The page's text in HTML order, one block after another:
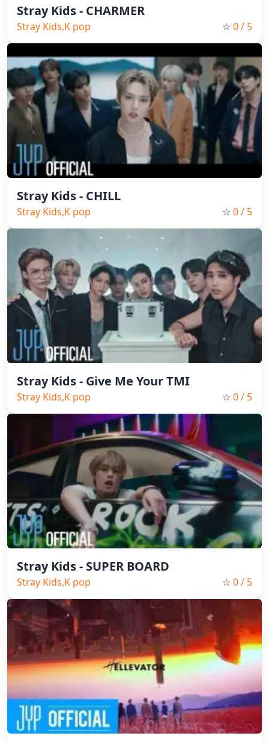
Stray Kids - CHARMER
Stray Kids,K pop ☆ 0/ 5
Stray Kids - CHILL
Stray Kids,K pop ☆ 0/ 5
Stray Kids - Give Me Your TMI
Stray Kids,K pop ☆ 0/ 5
Stray Kids - SUPER BOARD
Stray Kids,K pop ☆ 0/ 5